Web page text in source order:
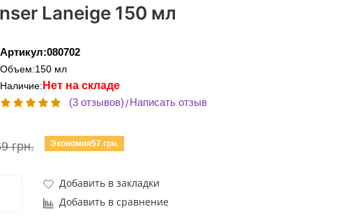
Laneige 150 мл
Артикул:080702
Объем:150 мл
Наличие: Нет на складе
(3 отзывов)/Написать отзыв
грн. Экономия57 грн.
Добавить в закладки
Добавить в сравнение